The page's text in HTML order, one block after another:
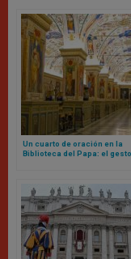
Un cuarto de oración en la
Biblioteca del Papa: el gesto